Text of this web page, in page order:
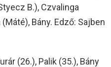
B.), Czvalinga
Bány. Edző: Sajben
(26.), Palik (35.), Bány